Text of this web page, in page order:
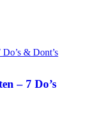
– 7 Do’s